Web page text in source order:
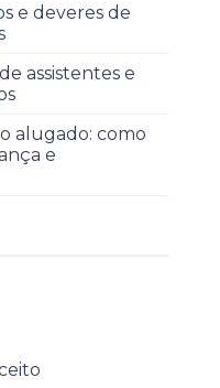
e deveres de
assistentes e
alugado: como
e